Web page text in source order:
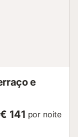
e
€ 141 por noite